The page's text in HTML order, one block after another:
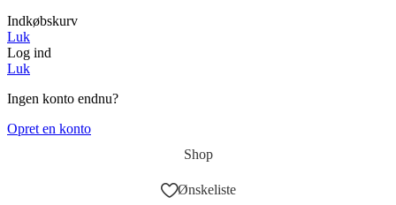
Indkøbskurv
Luk
Log ind
Luk
Ingen konto endnu?
Opret en konto
Shop
Ønskeliste